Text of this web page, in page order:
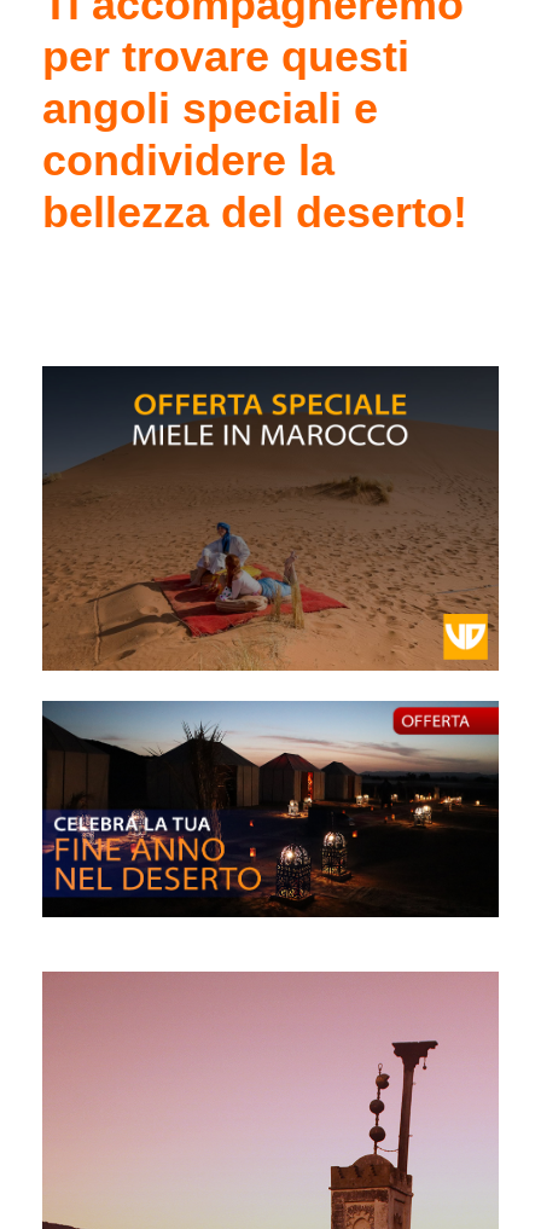
per trovare questi
angoli speciali e
condividere la
bellezza del deserto!